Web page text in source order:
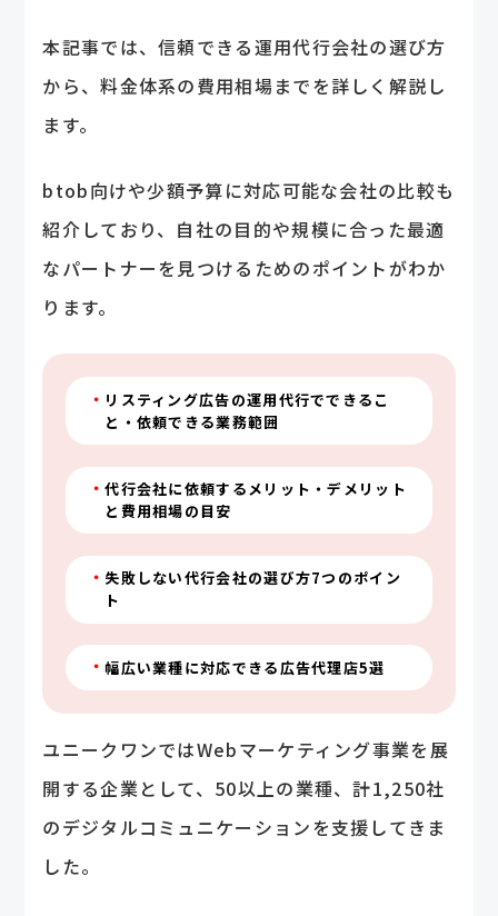
本記事では、信頼できる運用代行会社の選び方
から、料金体系の費用相場までを詳しく解説し
ます。
btob向けや少額予算に対応可能な会社の比較も
紹介しており、自社の目的や規模に合った最適
なパートナーを見つけるためのポイントがわか
ります。
リスティング広告の運用代行でできるこ
と・依頼できる業務範囲
代行会社に依頼するメリット・デメリット
と費用相場の目安
失敗しない代行会社の選び方7つのポイン
ト
幅広い業種に対応できる広告代理店5選
ユニークワンではWebマーケティング事業を展
開する企業として、50以上の業種、計1,250社
のデジタルコミュニケーションを支援してきま
した。